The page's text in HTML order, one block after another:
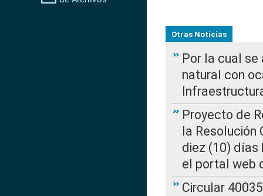
Otras Noticias
Por la cual
natural con
Proyecto de
la Resolución
diez (10) días
el portal web
Circular